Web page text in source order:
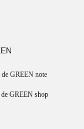
GREEN note
GREEN shop